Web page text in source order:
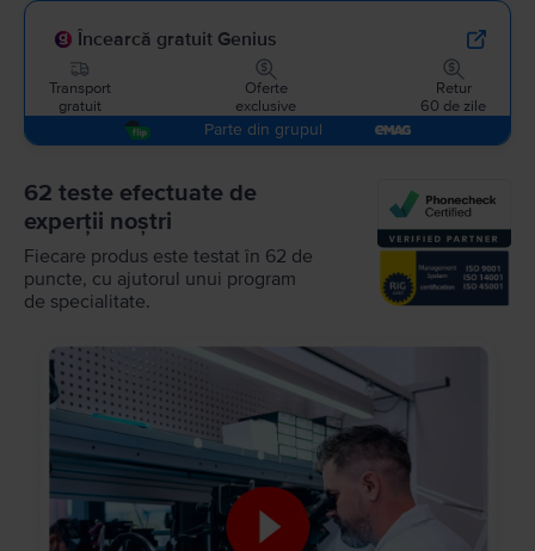
Încearcă gratuit Genius
Transport
gratuit
Oferte
exclusive
Retur
60 de zile
Parte din grupul
62 teste efectuate de
experții noștri
Fiecare produs este testat în 62 de
puncte, cu ajutorul unui program
de specialitate.